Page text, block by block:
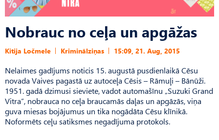
Nobrauc no ceļa un apgāžas
Kitija Ločmele Kriminālziņas 15:09, 21. Aug, 2015
Nelaimes gadījums noticis 15. augustā pusdienlaikā Cēsu
novada Vaives pagastā uz autoceļa Cēsis – Rāmuļi – Bānūži.
1951. gadā dzimusi sieviete, vadot automašīnu „Suzuki Grand
Vitra”, nobrauca no ceļa braucamās daļas un apgāzās, viņa
guva miesas bojājumus un tika nogādāta Cēsu klīnikā.
Noformēts ceļu satiksmes negadījuma protokols.